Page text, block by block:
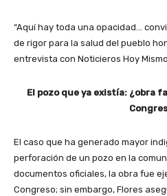
“Aquí hay toda una opacidad…
de rigor para la salud del pueblo
entrevista con Noticieros Hoy
El pozo que ya existía: ¿obra
El caso que ha generado mayor
perforación de un pozo en la
documentos oficiales, la obra fue
Congreso; sin embargo, Flores